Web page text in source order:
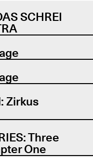
SCHREI
Zirkus
Three
One